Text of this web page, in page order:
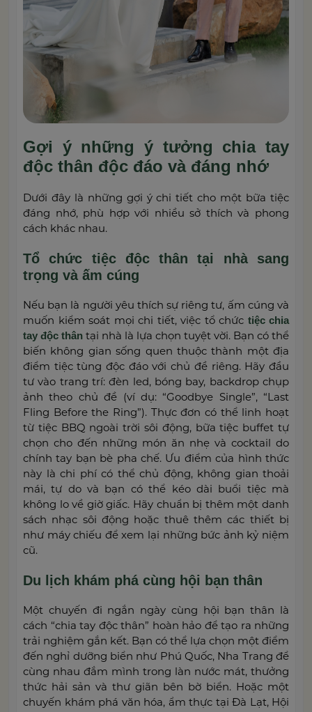
Gợi ý những ý tưởng chia tay
độc thân độc đáo và đáng nhớ
Dưới đây là những gợi ý chi tiết cho một bữa tiệc
đáng nhớ, phù hợp với nhiều sở thích và phong
cách khác nhau.
Tổ chức tiệc độc thân tại nhà sang
trọng và ấm cúng
Nếu bạn là người yêu thích sự riêng tư, ấm cúng và
muốn kiểm soát mọi chi tiết, việc tổ chức tiệc chia
tay độc thân tại nhà là lựa chọn tuyệt vời. Bạn có thể
biến không gian sống quen thuộc thành một địa
điểm tiệc tùng độc đáo với chủ đề riêng. Hãy đầu
tư vào trang trí: đèn led, bóng bay, backdrop chụp
ảnh theo chủ đề (ví dụ: “Goodbye Single”, “Last
Fling Before the Ring”). Thực đơn có thể linh hoạt
từ tiệc BBQ ngoài trời sôi động, bữa tiệc buffet tự
chọn cho đến những món ăn nhẹ và cocktail do
chính tay bạn bè pha chế. Ưu điểm của hình thức
này là chi phí có thể chủ động, không gian thoải
mái, tự do và bạn có thể kéo dài buổi tiệc mà
không lo về giờ giấc. Hãy chuẩn bị thêm một danh
sách nhạc sôi động hoặc thuê thêm các thiết bị
như máy chiếu để xem lại những bức ảnh kỷ niệm
cũ.
Du lịch khám phá cùng hội bạn thân
Một chuyến đi ngắn ngày cùng hội bạn thân là
cách “chia tay độc thân” hoàn hảo để tạo ra những
trải nghiệm gắn kết. Bạn có thể lựa chọn một điểm
đến nghỉ dưỡng biển như Phú Quốc, Nha Trang để
cùng nhau đắm mình trong làn nước mát, thưởng
thức hải sản và thư giãn bên bờ biển. Hoặc một
chuyến khám phá văn hóa, ẩm thực tại Đà Lạt, Hội